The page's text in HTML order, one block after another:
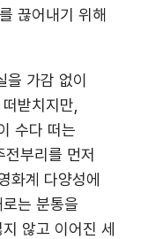
끊어내기 위해
을 가감 없이
받치지만,
수다 떠는
전부리를 먼저
화계 다양성에
는 분통을
않고 이어진 세